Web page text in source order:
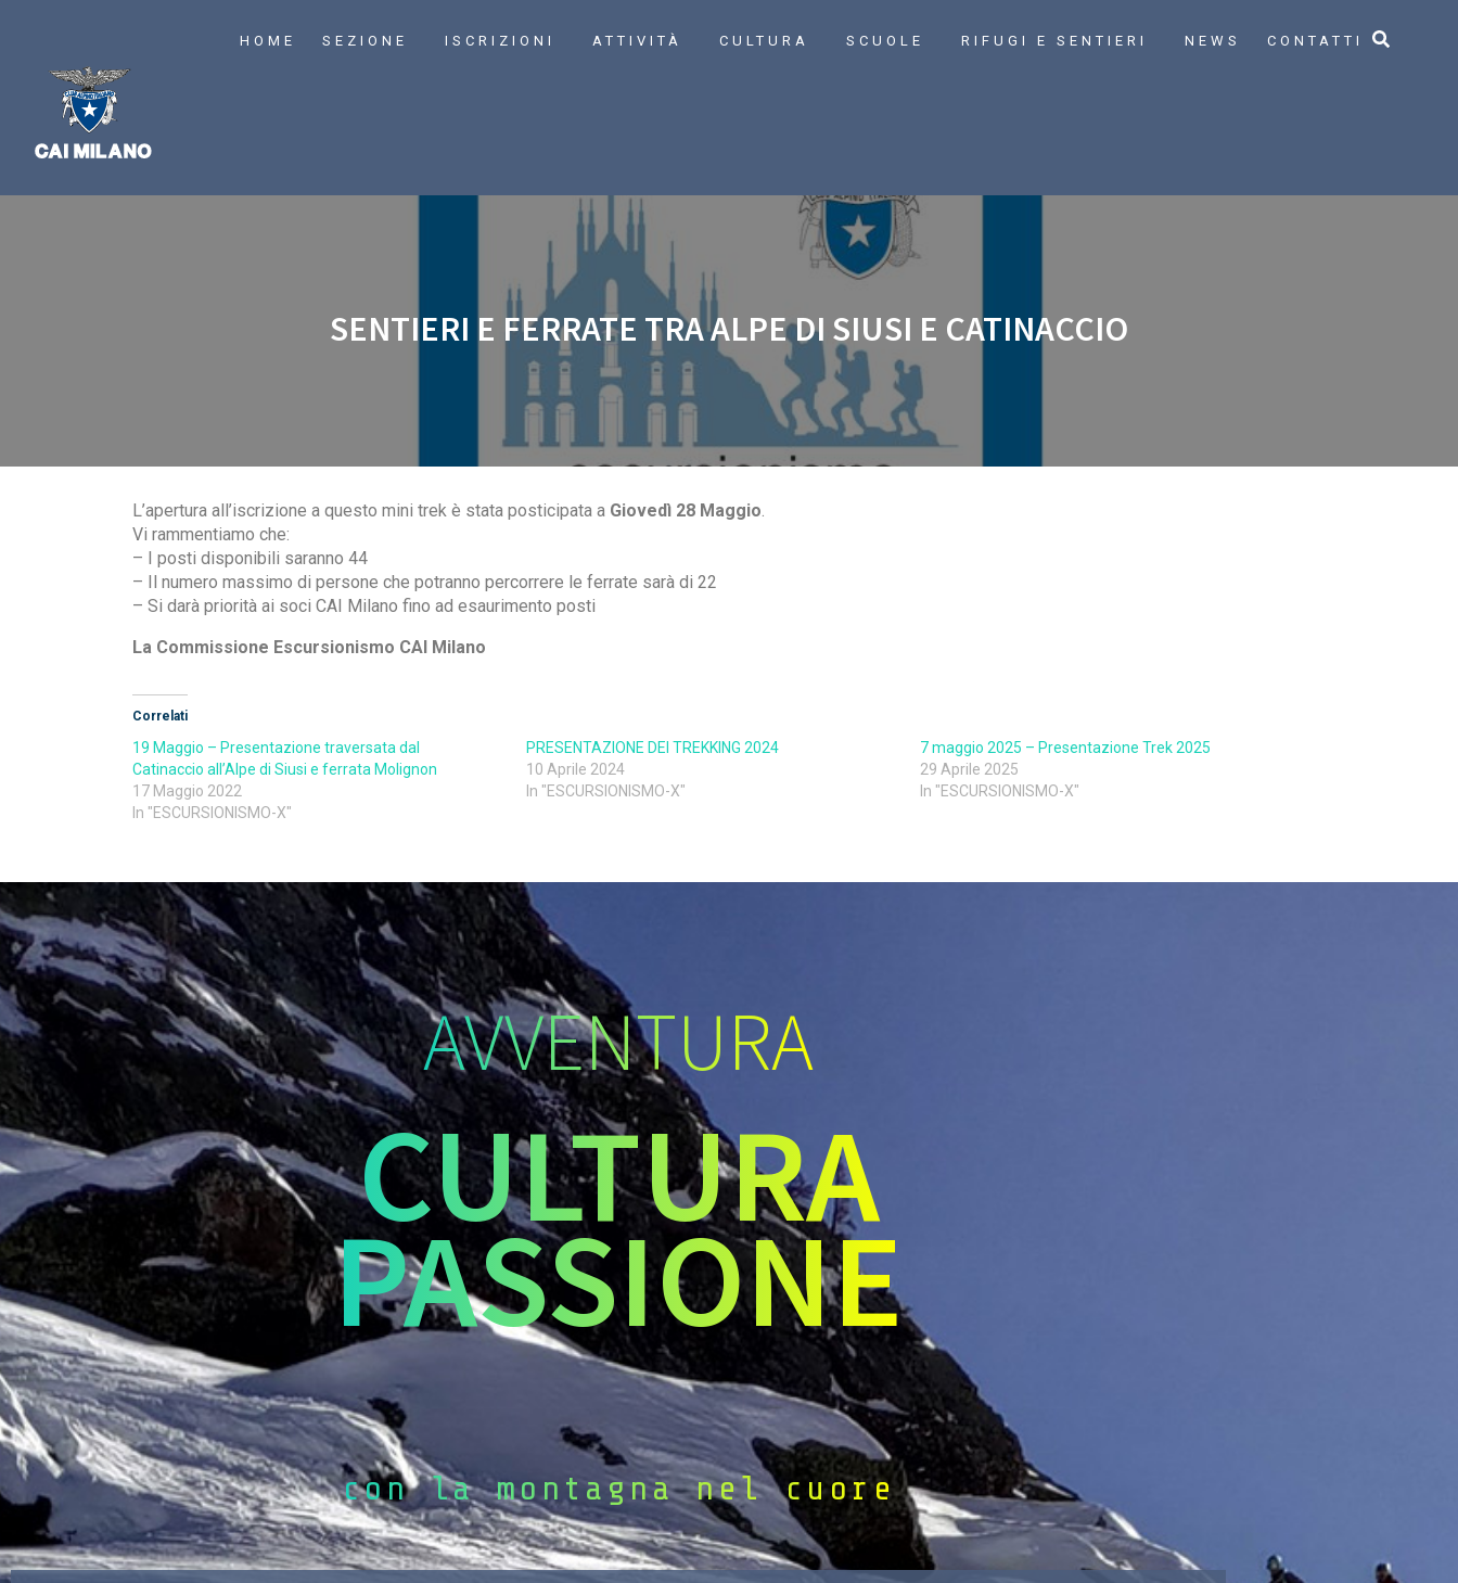
HOME SEZIONE ISCRIZIONI ATTIVITÀ CULTURA SCUOLE RIFUGI E SENTIERI NEWS CONTATTI
SENTIERI E FERRATE TRA ALPE DI SIUSI E CATINACCIO
L’apertura all’iscrizione a questo mini trek è stata posticipata a Giovedì 28 Maggio.
Vi rammentiamo che:
– I posti disponibili saranno 44
– Il numero massimo di persone che potranno percorrere le ferrate sarà di 22
– Si darà priorità ai soci CAI Milano fino ad esaurimento posti
La Commissione Escursionismo CAI Milano
Correlati
19 Maggio – Presentazione traversata dal
Catinaccio all’Alpe di Siusi e ferrata Molignon
17 Maggio 2022
In "ESCURSIONISMO-X"
PRESENTAZIONE DEI TREKKING 2024
10 Aprile 2024
In "ESCURSIONISMO-X"
7 maggio 2025 – Presentazione Trek 2025
29 Aprile 2025
In "ESCURSIONISMO-X"
AVVENTURA
CULTURA
PASSIONE
con la montagna nel cuore